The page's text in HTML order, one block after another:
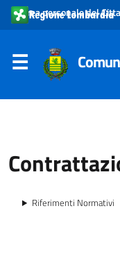
Area personale del
Riferimenti Normativi